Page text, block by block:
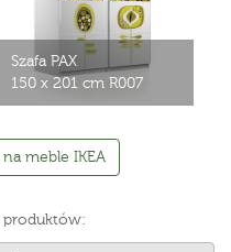
Szafa PAX
150 x 201 cm R007
meble IKEA
produktów: